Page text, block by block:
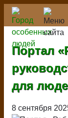
Перейти
основному
содержанию
Портал
для
8 сентября